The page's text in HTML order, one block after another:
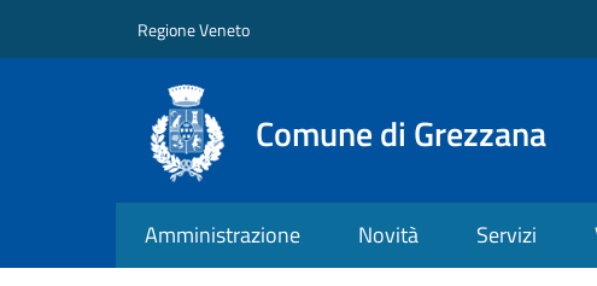
Regione Veneto
Comune di Grezzana
Amministrazione Novità Servizi